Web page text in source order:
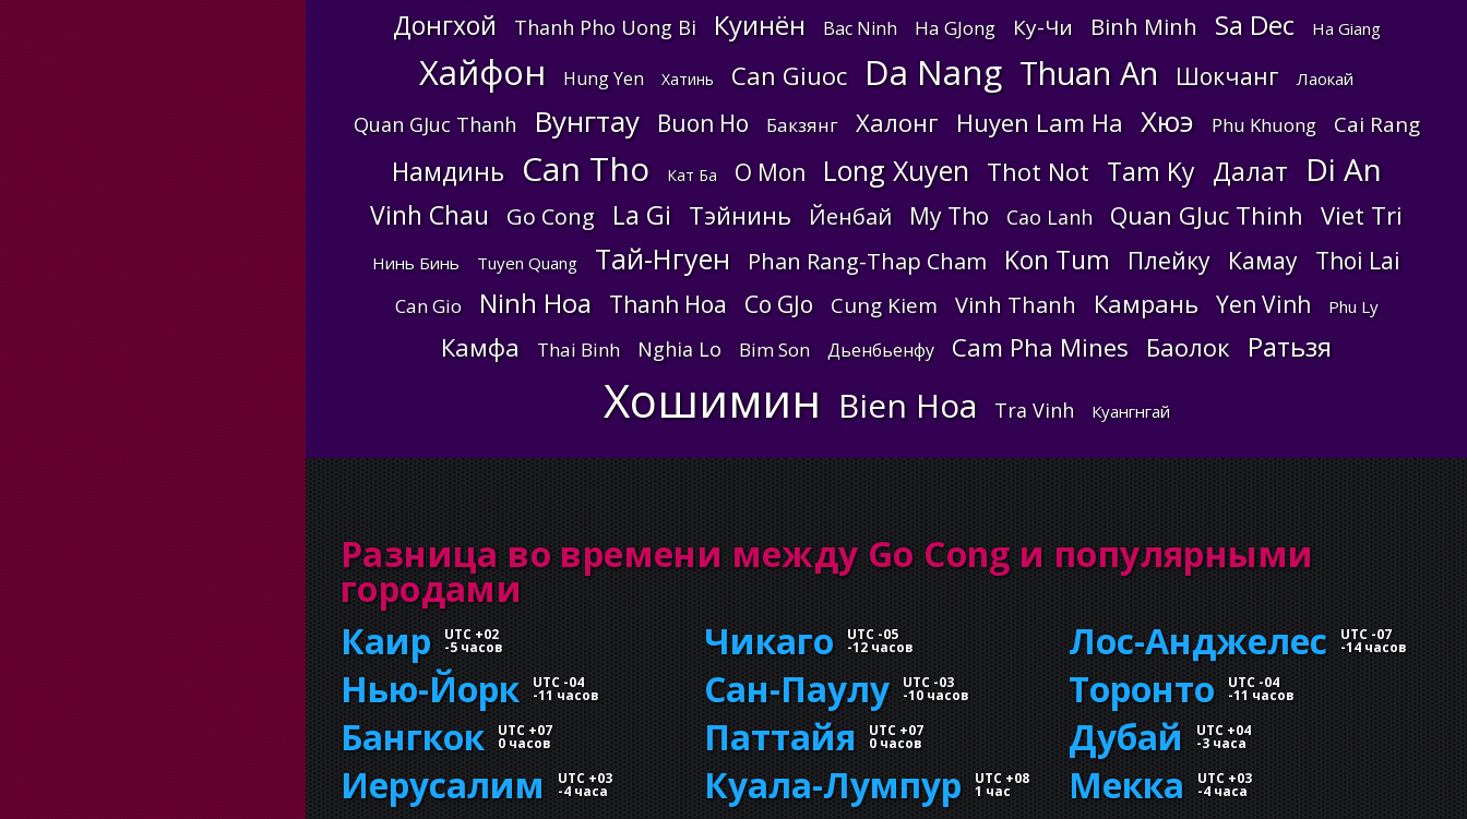
Донгхой Thanh Pho Uong Bi Куинён Bac Ninh Ha GJong Ку-Чи Binh Minh Sa Dec Ha Giang
Хайфон Hung Yen Хатинь Can Giuoc Da Nang Thuan An Шокчанг Лаокай
Quan GJuc Thanh Вунгтау Buon Ho Бакзянг Халонг Huyen Lam Ha Хюэ Phu Khuong Cai Rang
Намдинь Can Tho Кат Ба O Mon Long Xuyen Thot Not Tam Ky Далат Di An
Vinh Chau Go Cong La Gi Тэйнинь Йенбай My Tho Cao Lanh Quan GJuc Thinh Viet Tri
Нинь Бинь Tuyen Quang Тай-Нгуен Phan Rang-Thap Cham Kon Tum Плейку Камау Thoi Lai
Can Gio Ninh Hoa Thanh Hoa Co GJo Cung Kiem Vinh Thanh Камрань Yen Vinh Phu Ly
Камфа Thai Binh Nghia Lo Bim Son Дьенбьенфу Cam Pha Mines Баолок Ратьзя
Хошимин Bien Hoa Tra Vinh Куангнгай
Разница во времени между Go Cong и популярными
городами
Каир
UTC +02
-5 часов Чикаго UTC -05
-12 часов Лос-Анджелес UTC -07
-14 часов
Нью-Йорк UTC -04
-11 часов Сан-Паулу UTC -03
-10 часов Торонто UTC -04
-11 часов
Бангкок UTC +07
0 часов Паттайя UTC +07
0 часов Дубай UTC +04
-3 часа
Иерусалим UTC +03
-4 часа Куала-Лумпур UTC +08
1 час Мекка UTC +03
-4 часа